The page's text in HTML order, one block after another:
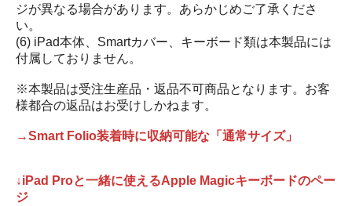
ジが異なる場合があります。あらかじめご了承くださ
い。
(6) iPad本体、Smartカバー、キーボード類は本製品には
付属しておりません。
※本製品は受注生産品・返品不可商品となります。お客
様都合の返品はお受けしかねます。
→Smart Folio装着時に収納可能な「通常サイズ」
↓iPad Proと一緒に使えるApple Magicキーボードのペー
ジ